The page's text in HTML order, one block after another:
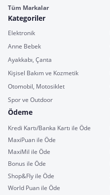
Tüm Markalar
Kategoriler
Elektronik
Anne Bebek
Ayakkabı, Çanta
Kişisel Bakım ve Kozmetik
Otomobil, Motosiklet
Spor ve Outdoor
Ödeme
Kredi Kartı/Banka Kartı ile Öde
MaxiPuan ile Öde
MaxiMil ile Öde
Bonus ile Öde
Shop&Fly ile Öde
World Puan ile Öde